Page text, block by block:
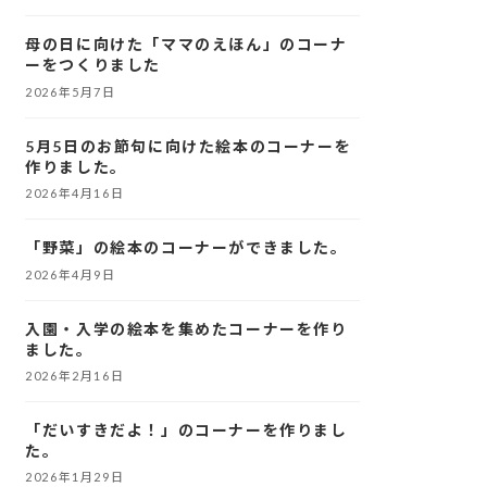
母の日に向けた「ママのえほん」のコーナ
ーをつくりました
2026年5月7日
5月5日のお節句に向けた絵本のコーナーを
作りました。
2026年4月16日
「野菜」の絵本のコーナーができました。
2026年4月9日
入園・入学の絵本を集めたコーナーを作り
ました。
2026年2月16日
「だいすきだよ！」のコーナーを作りまし
た。
2026年1月29日